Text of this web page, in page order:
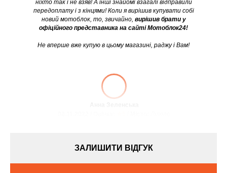
ніхто так і не взяв! А інші знайомі взагалі відправили
передоплату і з кінцями! Коли я вирішив купувати собі
новий мотоблок, то, звичайно, вирішив брати у
офіційного представника на сайті Мотоблок24!
Не вперше вже купую в цьому магазині, раджу і Вам!
Анна Зеленська
ЗАЛИШИТИ ВІДГУК